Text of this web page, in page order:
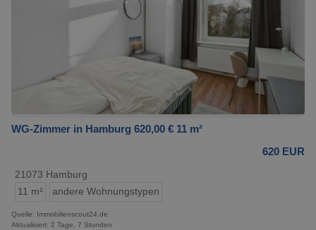
WG-Zimmer in Hamburg 620,00 € 11 m²
620 EUR
21073 Hamburg
11 m²
andere Wohnungstypen
Quelle: Immobilienscout24.de
Aktualisiert: 2 Tage, 7 Stunden